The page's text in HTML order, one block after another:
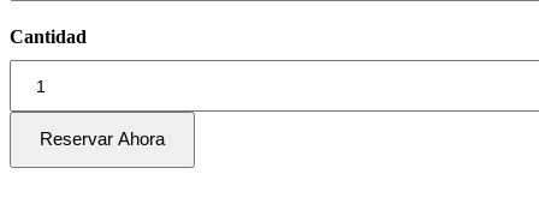
Cantidad
Reservar Ahora